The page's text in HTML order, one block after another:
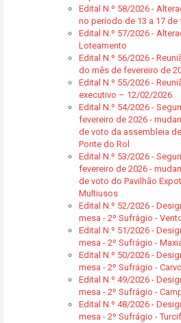
Edital N.º 58/2026 -
no período de 13 a 17 de
Edital N.º 57/2026 -
Loteamento
Edital N.º 56/2026 -
do mês de fevereiro de
Edital N.º 55/2026 -
executivo – 12/02/2026
Edital N.º 54/2026 -
fevereiro de 2026 -
de voto da assembleia
Ponte do Rol
Edital N.º 53/2026 -
fevereiro de 2026 -
de voto do Pavilhão
Multiusos
Edital N.º 52/2026 -
mesa - 2º Sufrágio -
Edital N.º 51/2026 -
mesa - 2º Sufrágio -
Edital N.º 50/2026 -
mesa - 2º Sufrágio -
Edital N.º 49/2026 -
mesa - 2º Sufrágio -
Edital N.º 48/2026 -
mesa - 2º Sufrágio -